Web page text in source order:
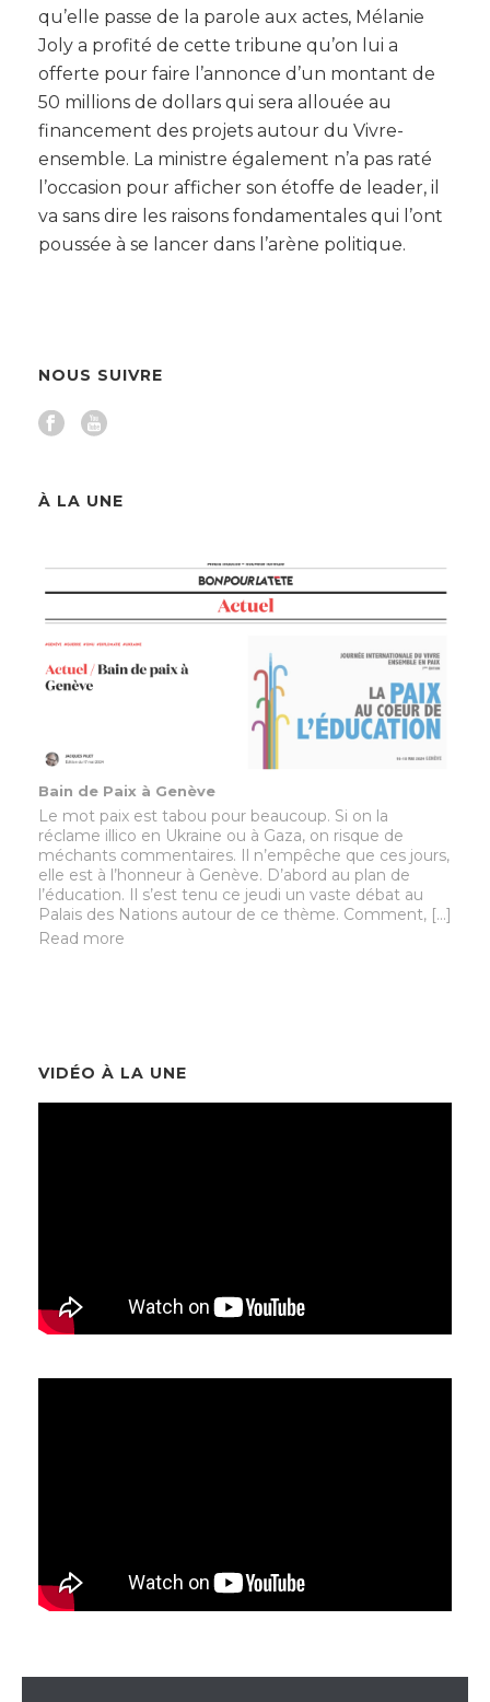
qu’elle passe de la parole aux actes, Mélanie
Joly a profité de cette tribune qu’on lui a
offerte pour faire l’annonce d’un montant de
50 millions de dollars qui sera allouée au
financement des projets autour du Vivre-
ensemble. La ministre également n’a pas raté
l’occasion pour afficher son étoffe de leader, il
va sans dire les raisons fondamentales qui l’ont
poussée à se lancer dans l’arène politique.
NOUS SUIVRE
À LA UNE
Bain de Paix à Genève
Le mot paix est tabou pour beaucoup. Si on la
réclame illico en Ukraine ou à Gaza, on risque de
méchants commentaires. Il n’empêche que ces jours,
elle est à l’honneur à Genève. D’abord au plan de
l’éducation. Il s’est tenu ce jeudi un vaste débat au
Palais des Nations autour de ce thème. Comment, […]
Read more
VIDÉO À LA UNE